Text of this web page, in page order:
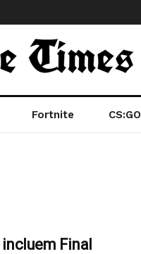
Fortnite CS:GO
Final